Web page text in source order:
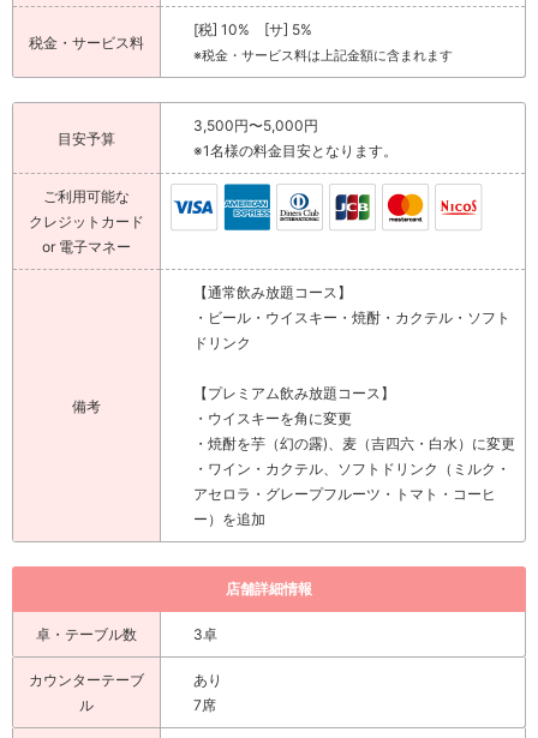
税金・サービス料
[税] 10% [サ] 5%
※税金・サービス料は上記金額に含まれます
目安予算
3,500円〜5,000円
※1名様の料金目安となります。
ご利用可能な
クレジットカード
or 電子マネー
備考
【通常飲み放題コース】
・ビール・ウイスキー・焼酎・カクテル・ソフト
ドリンク
【プレミアム飲み放題コース】
・ウイスキーを角に変更
・焼酎を芋（幻の露)、麦（吉四六・白水）に変更
・ワイン・カクテル、ソフトドリンク（ミルク・
アセロラ・グレープフルーツ・トマト・コーヒ
ー）を追加
店舗詳細情報
卓・テーブル数 3卓
カウンターテーブ
ル
あり
7席